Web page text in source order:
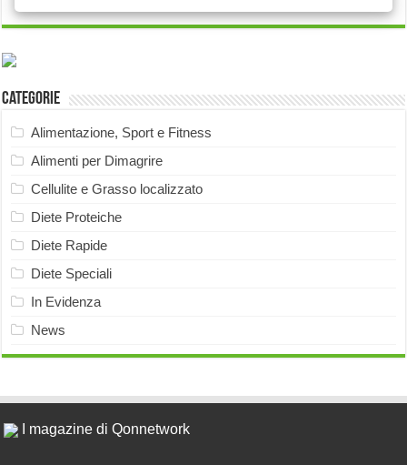
Categorie
Alimentazione, Sport e Fitness
Alimenti per Dimagrire
Cellulite e Grasso localizzato
Diete Proteiche
Diete Rapide
Diete Speciali
In Evidenza
News
I magazine di Qonnetwork